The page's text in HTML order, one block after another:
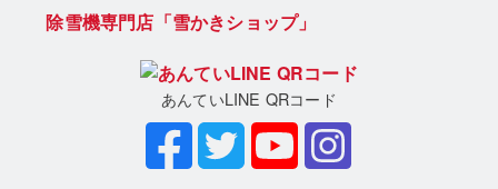
除雪機専門店「雪かきショップ」
あんていLINE QRコード